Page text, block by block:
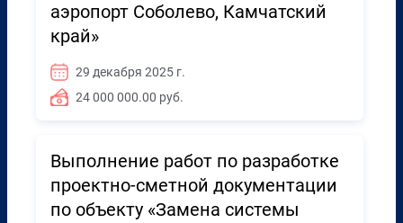
аэропорт Соболево, Камчатский
край»
29 декабря 2025 г.
24 000 000.00 руб.
Выполнение работ по разработке
проектно-сметной документации
по объекту «Замена системы